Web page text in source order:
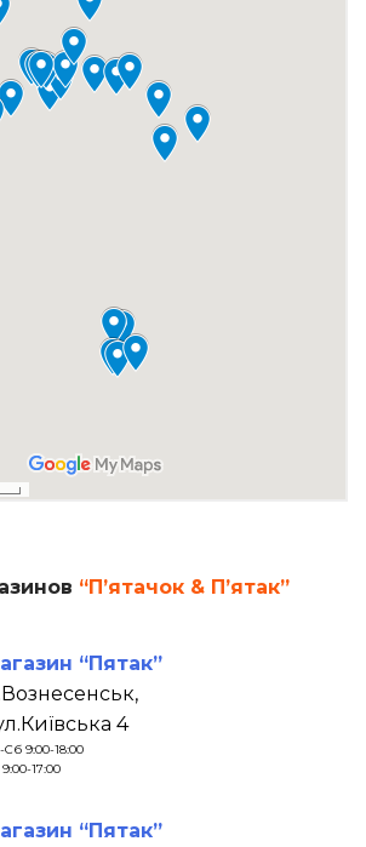
“П’ятачок & П’ятак”
“Пятак”
4
9:00-18:00
17:00
“Пятак”